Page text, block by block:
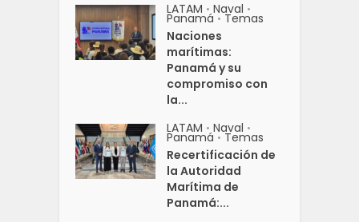
LATAM • Naval •
Panamá • Temas
Naciones
marítimas:
Panamá y su
compromiso con
la...
LATAM • Naval •
Panamá • Temas
Recertificación de
la Autoridad
Marítima de
Panamá:...